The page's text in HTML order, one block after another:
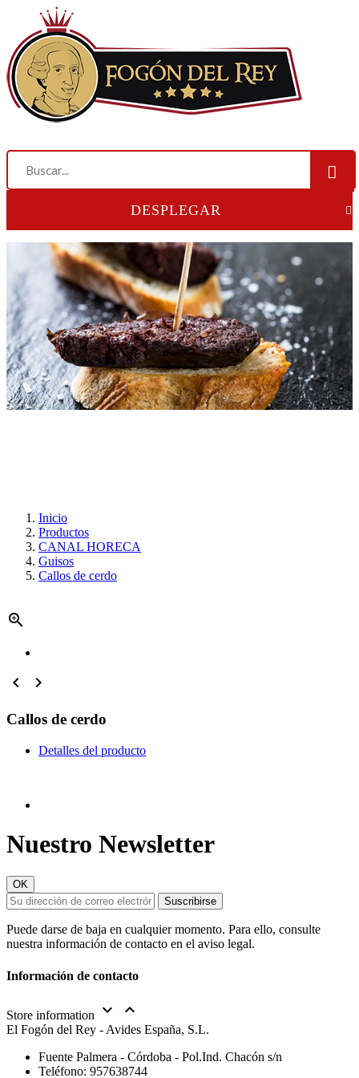
DESPLEGAR
Inicio
Productos
CANAL HORECA
Guisos
Callos de cerdo

 
Callos de cerdo
Detalles del producto
Nuestro Newsletter
Puede darse de baja en cualquier momento. Para ello, consulte
nuestra información de contacto en el aviso legal.
Información de contacto
Store information  
El Fogón del Rey - Avides España, S.L.
Fuente Palmera - Córdoba - Pol.Ind. Chacón s/n
Teléfono: 957638744